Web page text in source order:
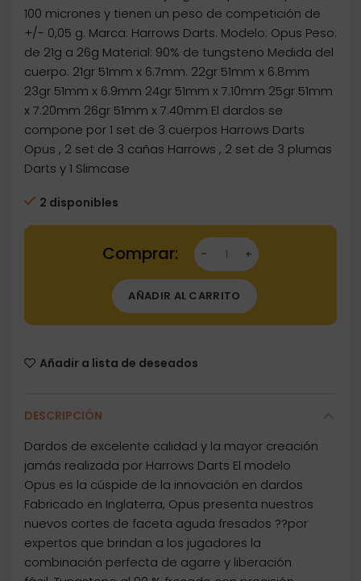
100 micrones y tienen un peso de competición de
+/- 0,05 g. Marca: Harrows Darts. Modelo: Opus Peso:
de 21g a 26g Material: 90% de tungsteno Medida del
cuerpo: 21gr 51mm x 6.7mm. 22gr 51mm x 6.8mm
23gr 51mm x 6.9mm 24gr 51mm x 7.10mm 25gr 51mm
x 7.20mm 26gr 51mm x 7.40mm El dardos se
compone por 1 set de 3 cuerpos Harrows Darts
Opus , 2 set de 3 cañas Harrows , 2 set de 3 plumas
Darts y 1 Slimcase
2 disponibles
Dartstore Dardos Harrows Darts Opus 90%
AÑADIR AL CARRITO
Añadir a lista de deseados
DESCRIPCIÓN
Dardos de excelente calidad y la mayor creación
jamás realizada por Harrows Darts El modelo
Opus es la cúspide de la innovación en dardos
Fabricado en Inglaterra, Opus presenta nuestros
nuevos cortes de faceta aguda fresados ??por
expertos que brindan a los jugadores la
combinación perfecta de agarre y liberación